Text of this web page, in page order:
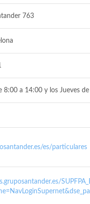
763
8:00 a 14:00 y los Jueves
es/particulares